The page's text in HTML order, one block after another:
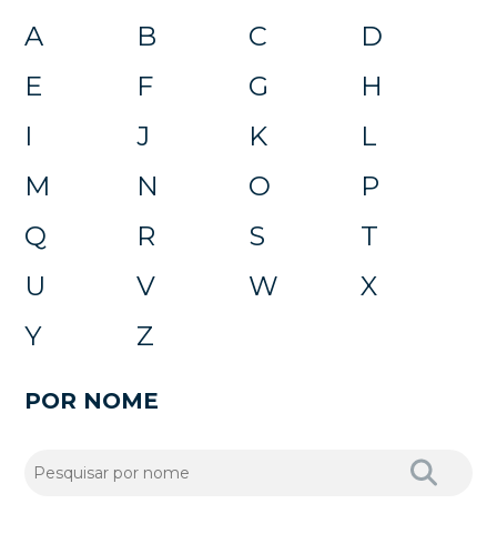
A B C
D
E
F G
H
I
J K
L
M
N O
P
Q
R S
T
U
V W
X
Y
Z
POR NOME